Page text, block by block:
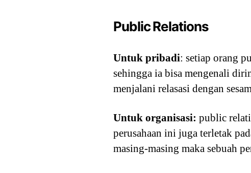
Public Relations
Untuk pribadi: setiap orang
sehingga ia bisa mengenali
menjalani relasasi dengan
Untuk organisasi: public
perusahaan ini juga terletak
masing-masing maka sebuah